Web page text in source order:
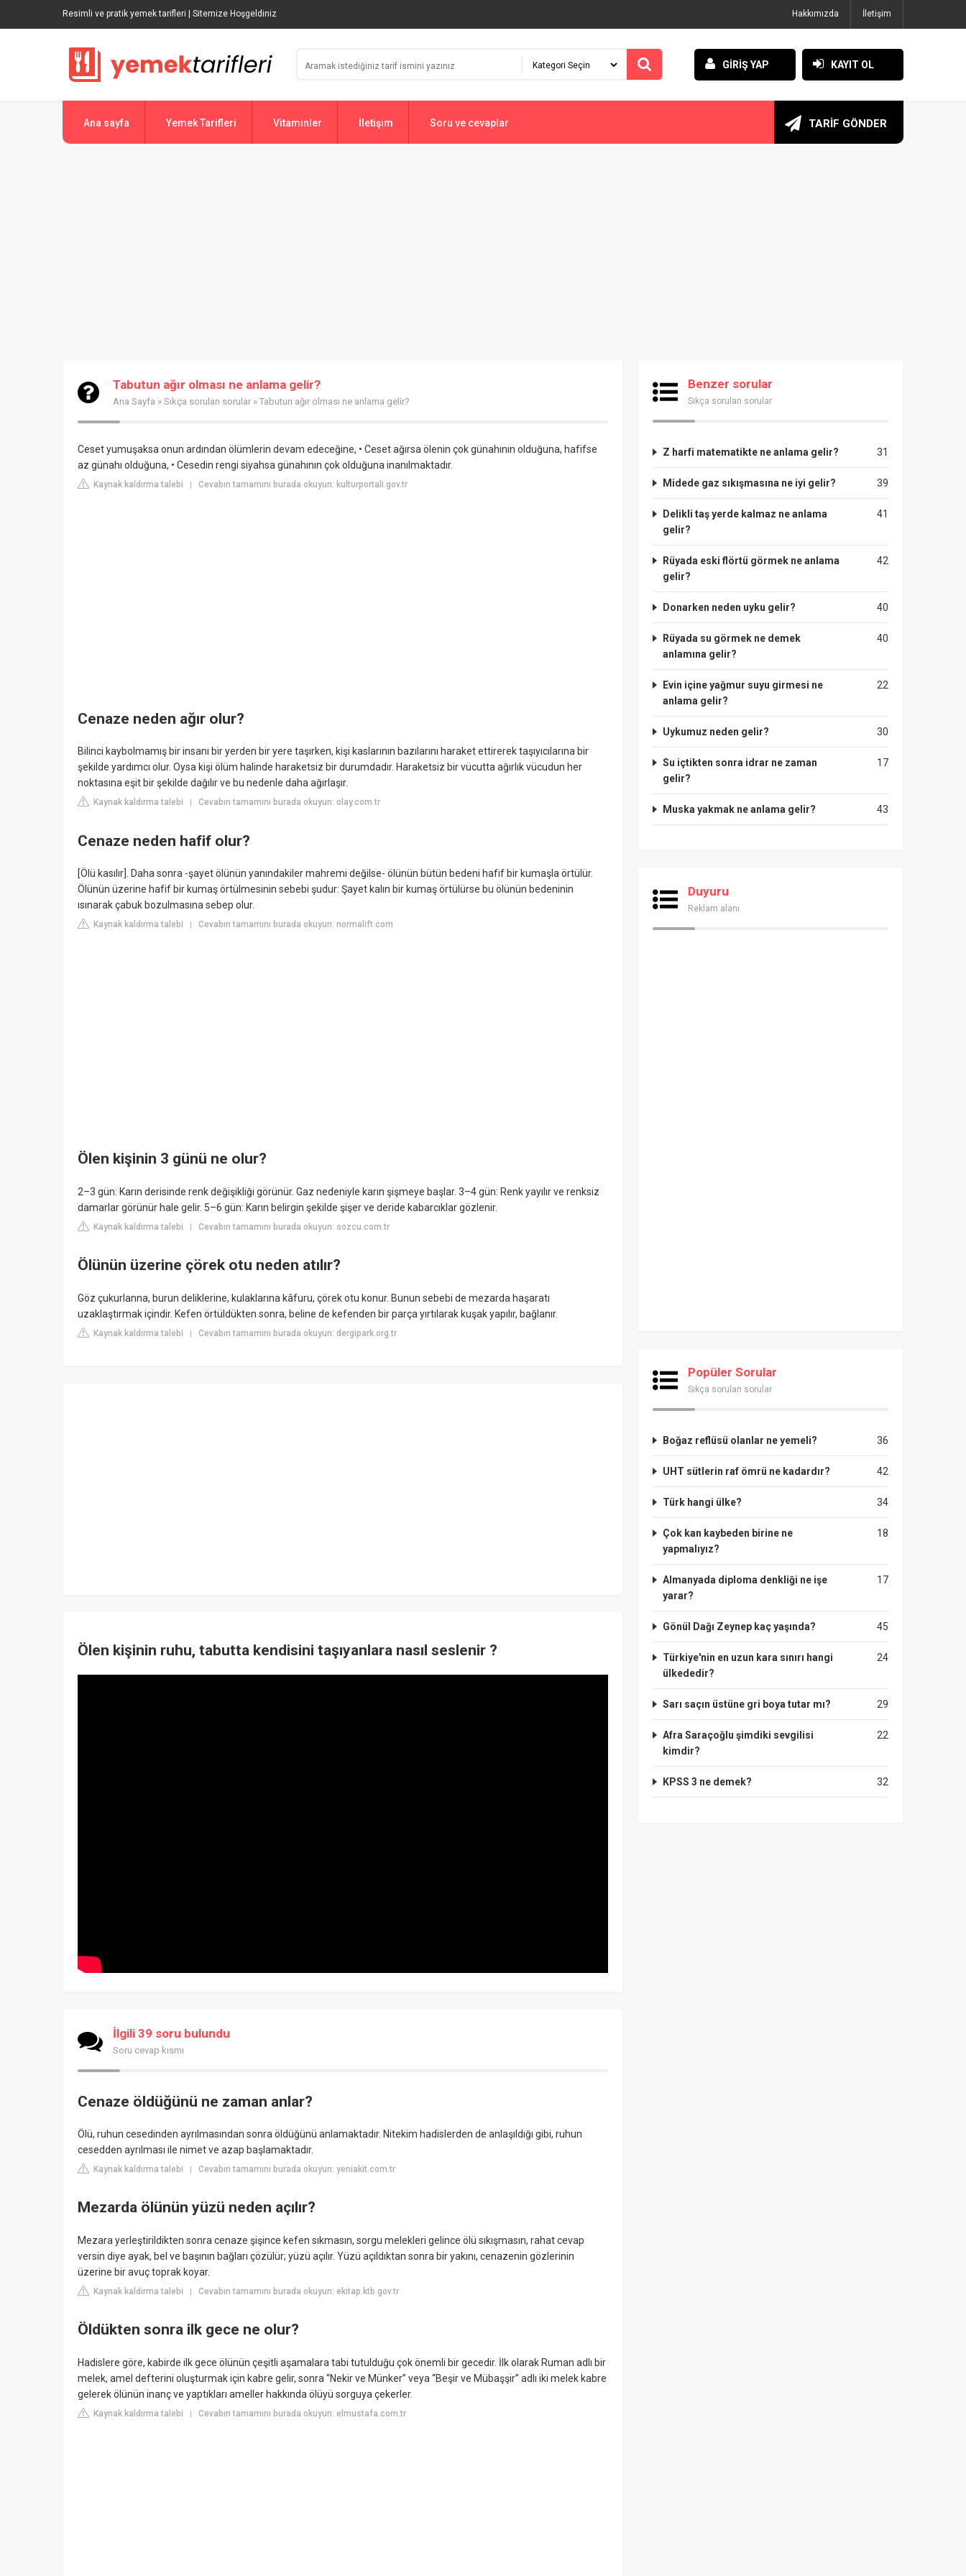
Resimli ve pratik yemek tarifleri | Sitemize Hoşgeldiniz Hakkımızda İletişim
GİRİŞ YAP KAYIT OL
Ana sayfa Yemek Tarifleri Vitaminler İletişim Soru ve cevaplar TARİF GÖNDER
Tabutun ağır olması ne anlama gelir?
Ana Sayfa » Sıkça sorulan sorular » Tabutun ağır olması ne anlama gelir?
Ceset yumuşaksa onun ardından ölümlerin devam edeceğine, • Ceset ağırsa ölenin çok günahının olduğuna, hafifse
az günahı olduğuna, • Cesedin rengi siyahsa günahının çok olduğuna inanılmaktadır.
Kaynak kaldırma talebi | Cevabın tamamını burada okuyun: kulturportali.gov.tr
Cenaze neden ağır olur?
Bilinci kaybolmamış bir insanı bir yerden bir yere taşırken, kişi kaslarının bazılarını haraket ettirerek taşıyıcılarına bir
şekilde yardımcı olur. Oysa kişi ölüm halinde haraketsiz bir durumdadır. Haraketsiz bir vücutta ağırlık vücudun her
noktasına eşit bir şekilde dağılır ve bu nedenle daha ağırlaşır.
Kaynak kaldırma talebi Cevabın tamamını burada okuyun: olay.com.tr
Cenaze neden hafif olur?
[Ölü kasılır]. Daha sonra -şayet ölünün yanındakiler mahremi değilse- ölünün bütün bedeni hafif bir kumaşla örtülür.
Ölünün üzerine hafif bir kumaş örtülmesinin sebebi şudur: Şayet kalın bir kumaş örtülürse bu ölünün bedeninin
ısınarak çabuk bozulmasına sebep olur.
Kaynak kaldırma talebi Cevabın tamamını burada okuyun: normalift.com
Ölen kişinin 3 günü ne olur?
2–3 gün: Karın derisinde renk değişikliği görünür. Gaz nedeniyle karın şişmeye başlar. 3–4 gün: Renk yayılır ve renksiz
damarlar görünür hale gelir. 5–6 gün: Karın belirgin şekilde şişer ve deride kabarcıklar gözlenir.
Kaynak kaldırma talebi | Cevabın tamamını burada okuyun: sozcu.com.tr
Ölünün üzerine çörek otu neden atılır?
Göz çukurlanna, burun deliklerine, kulaklarına kâfuru, çörek otu konur. Bunun sebebi de mezarda haşaratı
uzaklaştırmak içindir. Kefen örtüldükten sonra, beline de kefenden bir parça yırtılarak kuşak yapılır, bağlanır.
Kaynak kaldırma talebi | Cevabın tamamını burada okuyun: dergipark.org.tr
Ölen kişinin ruhu, tabutta kendisini taşıyanlara nasıl seslenir ?
İlgili 39 soru bulundu
Soru cevap kısmı
Cenaze öldüğünü ne zaman anlar?
Ölü, ruhun cesedinden ayrılmasından sonra öldüğünü anlamaktadır. Nitekim hadislerden de anlaşıldığı gibi, ruhun
cesedden ayrılması ile nimet ve azap başlamaktadır.
Kaynak kaldırma talebi | Cevabın tamamını burada okuyun: yeniakit.com.tr
Mezarda ölünün yüzü neden açılır?
Mezara yerleştirildikten sonra cenaze şişince kefen sıkmasın, sorgu melekleri gelince ölü sıkışmasın, rahat cevap
versin diye ayak, bel ve başının bağları çözülür; yüzü açılır. Yüzü açıldıktan sonra bir yakını, cenazenin gözlerinin
üzerine bir avuç toprak koyar.
Kaynak kaldırma talebi | Cevabın tamamını burada okuyun: ekitap.ktb.gov.tr
Öldükten sonra ilk gece ne olur?
Hadislere göre, kabirde ilk gece ölünün çeşitli aşamalara tabi tutulduğu çok önemli bir gecedir. İlk olarak Ruman adlı bir
melek, amel defterini oluşturmak için kabre gelir, sonra “Nekir ve Münker” veya “Beşir ve Mübaşşir” adlı iki melek kabre
gelerek ölünün inanç ve yaptıkları ameller hakkında ölüyü sorguya çekerler.
Kaynak kaldırma talebi | Cevabın tamamını burada okuyun: elmustafa.com.tr
Benzer sorular
Sıkça sorulan sorular
31
Z harfi matematikte ne anlama gelir?
39
Midede gaz sıkışmasına ne iyi gelir?
41
Delikli taş yerde kalmaz ne anlama
gelir?
42
Rüyada eski flörtü görmek ne anlama
gelir?
40
Donarken neden uyku gelir?
40
Rüyada su görmek ne demek
anlamına gelir?
22
Evin içine yağmur suyu girmesi ne
anlama gelir?
30
Uykumuz neden gelir?
17
Su içtikten sonra idrar ne zaman
gelir?
43
Muska yakmak ne anlama gelir?
Duyuru
Reklam alanı
Popüler Sorular
Sıkça sorulan sorular
36
Boğaz reflüsü olanlar ne yemeli?
42
UHT sütlerin raf ömrü ne kadardır?
34
Türk hangi ülke?
18
Çok kan kaybeden birine ne
yapmalıyız?
17
Almanyada diploma denkliği ne işe
yarar?
45
Gönül Dağı Zeynep kaç yaşında?
24
Türkiye'nin en uzun kara sınırı hangi
ülkededir?
29
Sarı saçın üstüne gri boya tutar mı?
22
Afra Saraçoğlu şimdiki sevgilisi
kimdir?
32
KPSS 3 ne demek?